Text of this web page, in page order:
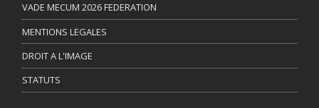
VADE MECUM 2026 FEDERATION
MENTIONS LEGALES
DROIT A L'IMAGE
STATUTS